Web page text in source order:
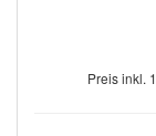
Preis inkl.